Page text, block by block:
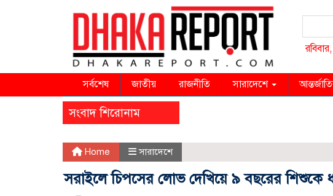
সর্বশেষ জাতীয় রাজনীতি সারাদেশে
সংবাদ শিরোনাম
Home সারাদেশে
সরাইলে চিপসের লোভ দেখিয়ে ৯ বছরের